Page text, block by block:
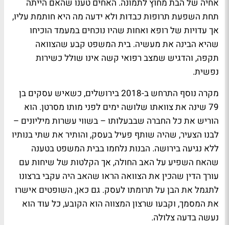
אחיה של הבת מחוץ לתמונה. האחים טענו שהאם הייתה
תחת השפעת תרופות כבדות ולא ידעה מה היא חותמת עליו,
אך עדויות של רופא ואחות שהיו נוכחים במעמד הוכיחו
שהיא הבינה את מעשיה. בית המשפט קבע שהצוואה
תקפה, והדגיש שמצב רפואי קשה אינו שולל כשירות
נפשית.
מקרה נוסף התרחש ב-2018 בירושלים, כשאיש עסקים בן
79 שינה את צוואתו שלושה ימים לפני מותו מסרטן. הוא
הוריש את כל החברה שבבעלותו – בשווי עשרות מיליונים –
לבנו הצעיר, שהיה שותף פעיל בעסק, והותיר את שתי בנותיו
ללא נגיעה בירושה. הבנות נלחמו בבית המשפט בטענה
שהאח השפיע על האב החולה, אך הקלטות של שיחות עם
עורך הדין שהכין את הצוואה הראו שהאב היה עקבי ברצונו
לתגמל את הבן על תרומתו לעסק. גם כאן, השופטים אישרו
את המסמך, וקבעו שרצון המצווה הוא הקובע, כל עוד הוא
נעשה בדעה צלולה.